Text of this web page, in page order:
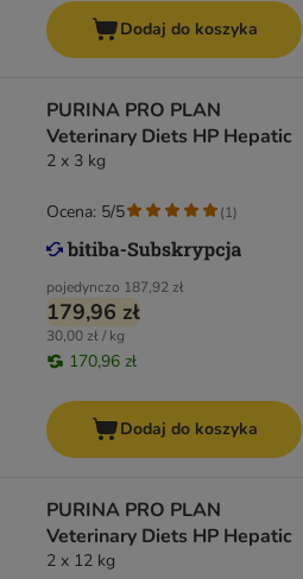
Dodaj do koszyka
PURINA PRO PLAN
Veterinary Diets HP Hepatic
2 x 3 kg
pojedynczo 187,92 zł
179,96 zł
30,00 zł / kg
170,96 zł
Ocena: 5/5 (1)
Dodaj do koszyka
PURINA PRO PLAN
Veterinary Diets HP Hepatic
2 x 12 kg